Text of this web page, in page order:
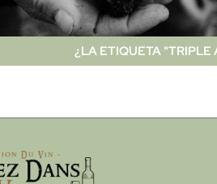
¿LA ETIQUETA "TRIPLE